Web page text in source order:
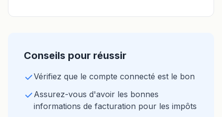
Conseils pour réussir
Vérifiez que le compte connecté est le bon
Assurez-vous d'avoir les bonnes
informations de facturation pour les impôts